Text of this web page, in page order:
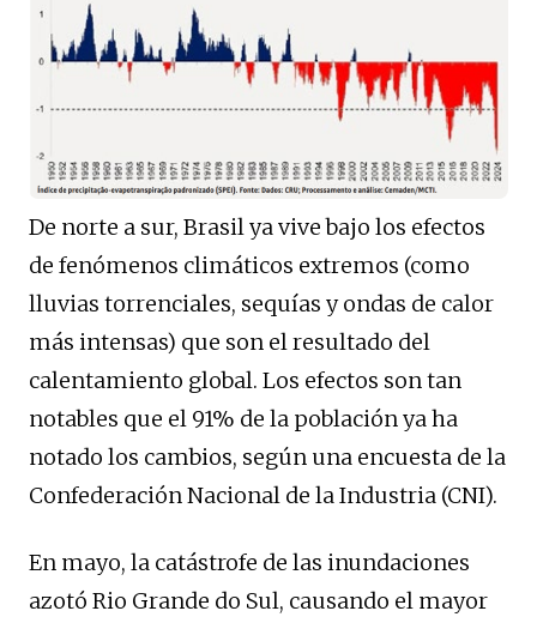
De norte a sur, Brasil ya vive bajo los efectos
de fenómenos climáticos extremos (como
lluvias torrenciales, sequías y ondas de calor
más intensas) que son el resultado del
calentamiento global. Los efectos son tan
notables que el 91% de la población ya ha
notado los cambios, según una encuesta de la
Confederación Nacional de la Industria (CNI).
En mayo, la catástrofe de las inundaciones
azotó Rio Grande do Sul, causando el mayor